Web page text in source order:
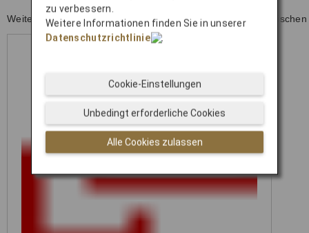
Weitere Informationen finden Sie auf der Website der
zu verbessern.
Weitere Informationen finden Sie in unserer
Datenschutzrichtlinie
.
Alle Cookies zulassen
Unbedingt erforderliche Cookies
Cookie-Einstellungen